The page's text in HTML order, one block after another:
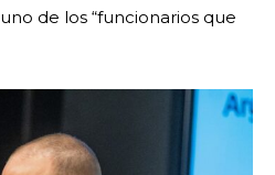
de los “funcionarios que